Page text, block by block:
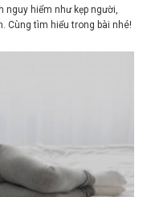
nguy hiểm như kẹp người,
Cùng tìm hiểu trong bài nhé!